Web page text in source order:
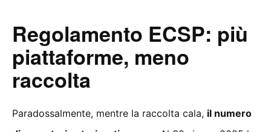
Regolamento ECSP: più
piattaforme, meno
raccolta
Paradossalmente, mentre la raccolta cala, il numero